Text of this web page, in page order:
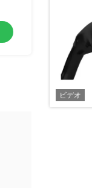
ビデオ